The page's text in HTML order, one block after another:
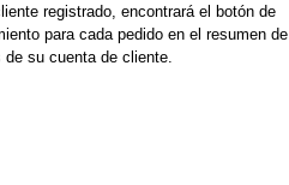
registrado, encontrará el botón de
para cada pedido en el resumen de
de su cuenta de cliente.